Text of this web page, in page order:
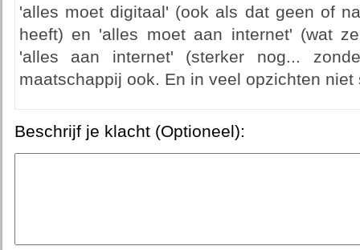
'alles moet digitaal' (ook als dat geen of
heeft) en 'alles moet aan internet' (wat
'alles aan internet' (sterker nog...
maatschappij ook. En in veel opzichten niet
Beschrijf je klacht (Optioneel):